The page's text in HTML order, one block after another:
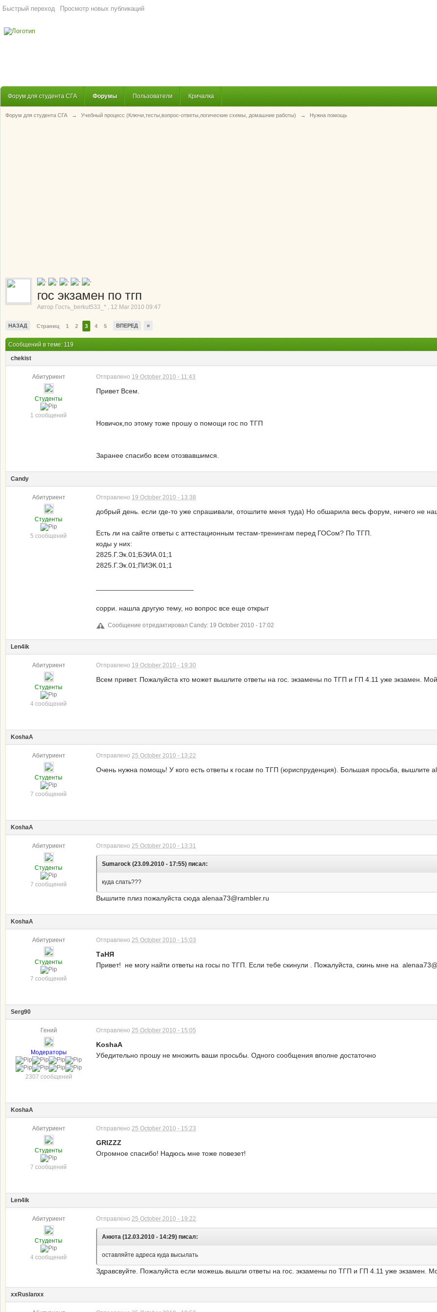
Быстрый переход Просмотр новых публикаций
Форум для студента СГА Форумы Пользователи Кричалка
Форум для студента СГА → Учебный процесс (Ключи,тесты,вопрос-ответы,логические схемы, домашние работы) → Нужна помощь
гос экзамен по тгп
Автор Гость_berkut533_* , 12 Mar 2010 09:47
НАЗАД Страниц 1 2 3 4 5 ВПЕРЕД »
Сообщений в теме: 119
chekist
Абитуриент
Студенты
1 сообщений
Отправлено 19 October 2010 - 11:43
Привет Всем.
Новичок,по этому тоже прошу о помощи гос по ТГП
Заранее спасибо всем отозвавшимся.
Candy
Абитуриент
Студенты
5 сообщений
Отправлено 19 October 2010 - 13:38
добрый день. если где-то уже спрашивали, отошлите меня туда) Но обшарила весь форум, ничего не
Есть ли на сайте ответы с аттестационным тестам-тренингам перед ГОСом? По ТГП.
коды у них:
2825.Г.Эк.01;БЭИА.01;1
2825.Г.Эк.01;ПИЭК.01;1
сорри. нашла другую тему, но вопрос все еще открыт
Сообщение отредактировал Candy: 19 October 2010 - 17:02
Len4ik
Абитуриент
Студенты
4 сообщений
Отправлено 19 October 2010 - 19:30
Всем привет. Пожалуйста кто может вышлите ответы на гос. экзамены по ТГП и ГП 4.11 уже экзамен.
KoshaA
Абитуриент
Студенты
7 сообщений
Отправлено 25 October 2010 - 13:22
Очень нужна помощь! У кого есть ответы к госам по ТГП (юриспруденция). Большая просьба, вышлите
KoshaA
Абитуриент
Студенты
7 сообщений
Отправлено 25 October 2010 - 13:31
Sumarock (23.09.2010 - 17:55) писал:
куда слать???
Вышлите плиз пожалуйста сюда alenaa73@rambler.ru
KoshaA
Абитуриент
Студенты
7 сообщений
Отправлено 25 October 2010 - 15:03
ТаНЯ
Привет! не могу найти ответы на госы по ТГП. Если тебе скинули . Пожалуйста, скинь мне на
Serg90
Гений
Модераторы
2307 сообщений
Отправлено 25 October 2010 - 15:05
KoshaA
Убедительно прошу не множить ваши просьбы. Одного сообщения вполне достаточно
KoshaA
Абитуриент
Студенты
7 сообщений
Отправлено 25 October 2010 - 15:23
GRIZZZ
Огромное спасибо! Надюсь мне тоже повезет!
Len4ik
Абитуриент
Студенты
4 сообщений
Отправлено 25 October 2010 - 19:22
Анюта (12.03.2010 - 14:29) писал:
оставляйте адреса куда высылать
Здравсвуйте. Пожалуйста если можешь вышли ответы на гос. экзамены по ТГП и ГП 4.11 уже экзамен.
xxRuslanxx